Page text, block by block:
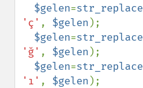
$gelen=str_replace
'ç' , $gelen );
$gelen=str_replace
'ğ' , $gelen );
$gelen=str_replace
'ı' , $gelen );